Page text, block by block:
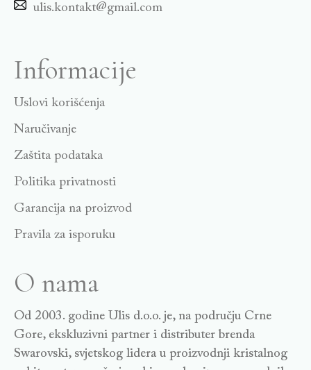
ulis.kontakt@gmail.com
Informacije
Uslovi korišćenja
Naručivanje
Zaštita podataka
Politika privatnosti
Garancija na proizvod
Pravila za isporuku
O nama
Od 2003. godine Ulis d.o.o. je, na području Crne
Gore, ekskluzivni partner i distributer brenda
Swarovski, svjetskog lidera u proizvodnji kristalnog